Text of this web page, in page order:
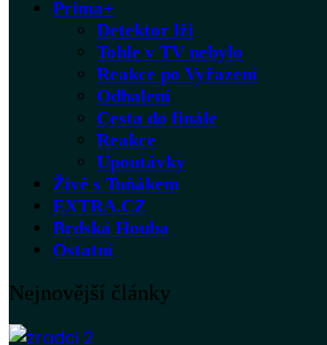
Prima+
Detektor lži
Tohle v TV nebylo
Reakce po Vyřazení
Odhalení
Cesta do finále
Reakce
Upoutávky
Živě s Tuňákem
EXTRA.CZ
Brdská Houba
Ostatní
Nejnovější články